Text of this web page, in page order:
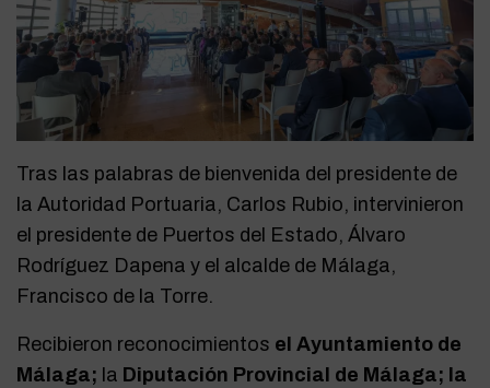
Tras las palabras de bienvenida del presidente de
la Autoridad Portuaria, Carlos Rubio, intervinieron
el presidente de Puertos del Estado, Álvaro
Rodríguez Dapena y el alcalde de Málaga,
Francisco de la Torre.
Recibieron reconocimientos el Ayuntamiento de
Málaga; la Diputación Provincial de Málaga; la